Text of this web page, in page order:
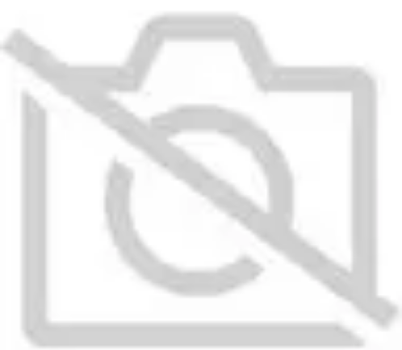
Santé et bien-être
Maison et Environnement
Produits Naturels